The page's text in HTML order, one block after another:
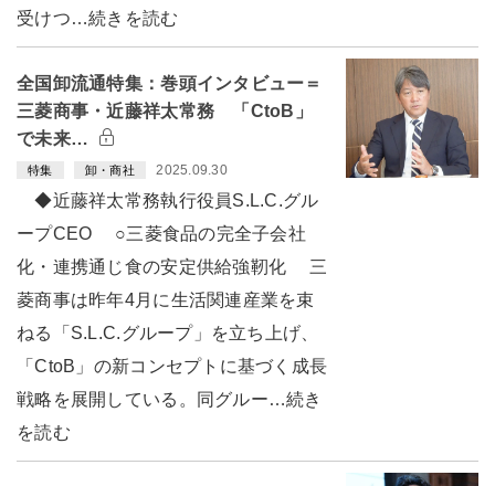
受けつ…続きを読む
全国卸流通特集：巻頭インタビュー＝
三菱商事・近藤祥太常務 「CtoB」
で未来…
特集 卸・商社 2025.09.30
◆近藤祥太常務執行役員S.L.C.グル
ープCEO ○三菱食品の完全子会社
化・連携通じ食の安定供給強靭化 三
菱商事は昨年4月に生活関連産業を束
ねる「S.L.C.グループ」を立ち上げ、
「CtoB」の新コンセプトに基づく成長
戦略を展開している。同グルー…続き
を読む